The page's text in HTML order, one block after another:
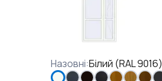
Назовні:Білий (RAL 9016)